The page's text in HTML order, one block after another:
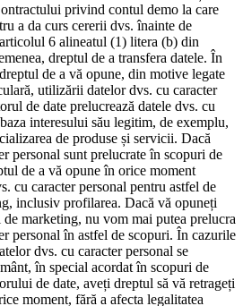
privind contul demo la care
a da curs cererii dvs. înainte de
6 alineatul (1) litera (b) din
dreptul de a transfera datele. În
de a vă opune, din motive legate
utilizării datelor dvs. cu caracter
de date prelucrează datele dvs. cu
interesului său legitim, de exemplu,
de produse și servicii. Dacă
personal sunt prelucrate în scopuri de
de a vă opune în orice moment
cu caracter personal pentru astfel de
inclusiv profilarea. Dacă vă opuneți
marketing, nu vom mai putea prelucra
personal în astfel de scopuri. În cazurile
dvs. cu caracter personal se
în special acordat în scopuri de
de date, aveți dreptul să vă retrageți
moment, fără a afecta legalitatea